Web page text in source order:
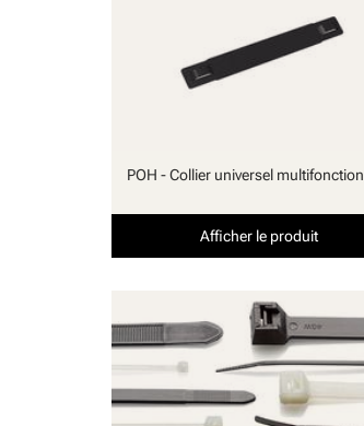
POH - Collier universel multifonction
Afficher le produit